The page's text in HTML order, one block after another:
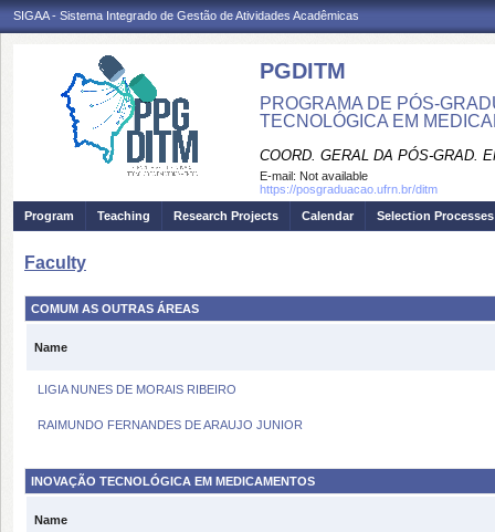
SIGAA - Sistema Integrado de Gestão de Atividades Acadêmicas
PGDITM
PROGRAMA DE PÓS-
TECNOLÓGICA EM
COORD. GERAL DA PÓS-GRAD.
E-mail: Not available
https://posgraduacao.ufrn.br/ditm
Program
Teaching Research Projects Calendar Selection Processes
Faculty
COMUM AS OUTRAS ÁREAS
Name
LIGIA NUNES DE MORAIS RIBEIRO
RAIMUNDO FERNANDES DE ARAUJO JUNIOR
INOVAÇÃO TECNOLÓGICA EM MEDICAMENTOS
Name